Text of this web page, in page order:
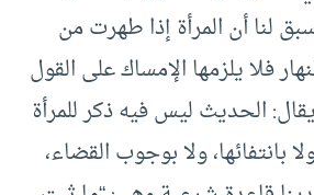
لنا أن المرأة إذا طهرت من
فلا يلزمها الإمساك على القول
الحديث ليس فيه ذكر للمرأة
بانتفائها، ولا بوجوب القضاء،